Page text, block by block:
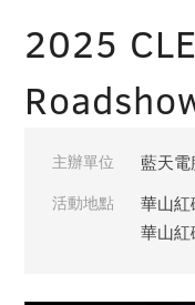
2025
主辦單位 藍天電
活動地點
華山
華山